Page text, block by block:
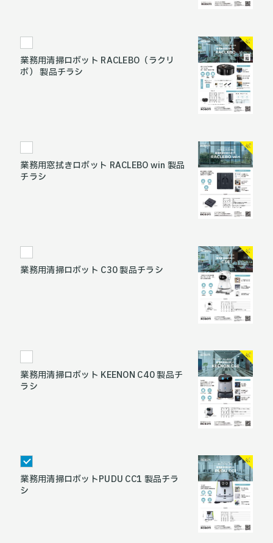
業務用清掃ロボット RACLEBO（ラクリ
ボ） 製品チラシ
業務用窓拭きロボット RACLEBO win 製品
チラシ
業務用清掃ロボット C30 製品チラシ
業務用清掃ロボット KEENON C40 製品チ
ラシ
業務用清掃ロボットPUDU CC1 製品チラ
シ